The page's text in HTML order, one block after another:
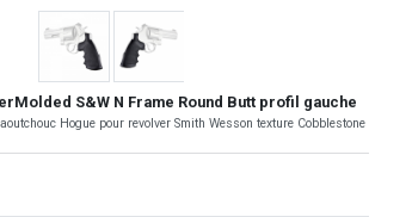
S&W N Frame Round Butt profil gauche
Hogue pour revolver Smith Wesson texture Cobblestone